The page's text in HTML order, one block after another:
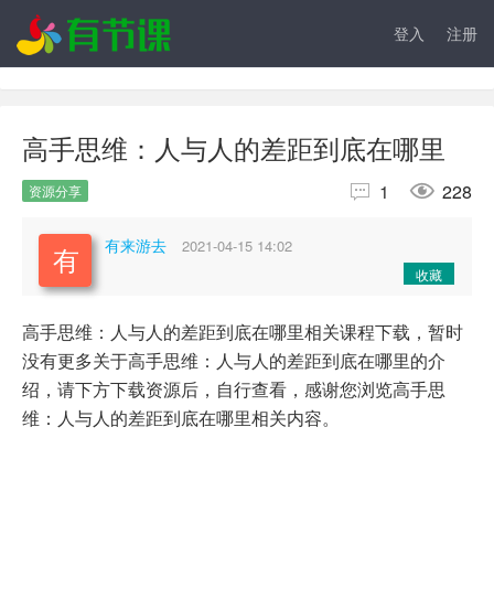
登入 注册
高手思维：人与人的差距到底在哪里
资源分享  1  228
有来游去 2021-04-15 14:02
收藏
高手思维：人与人的差距到底在哪里相关课程下载，暂时
没有更多关于高手思维：人与人的差距到底在哪里的介
绍，请下方下载资源后，自行查看，感谢您浏览高手思
维：人与人的差距到底在哪里相关内容。